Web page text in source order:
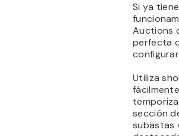
Si ya
Auctions
perfecta
Utiliza
sección
subastas